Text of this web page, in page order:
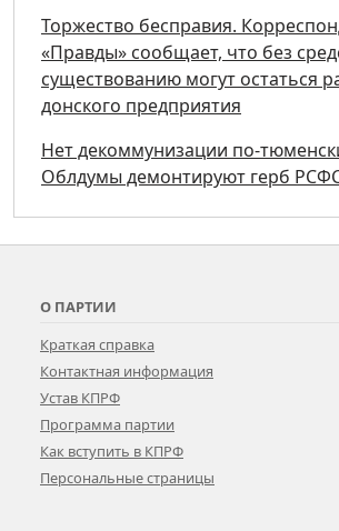
Торжество бесправия.
«Правды» сообщает, что без
существованию могут остаться
донского предприятия
Нет декоммунизации по-
Облдумы демонтируют герб
О ПАРТИИ
Краткая справка
Контактная информация
Устав КПРФ
Программа партии
Как вступить в КПРФ
Персональные страницы